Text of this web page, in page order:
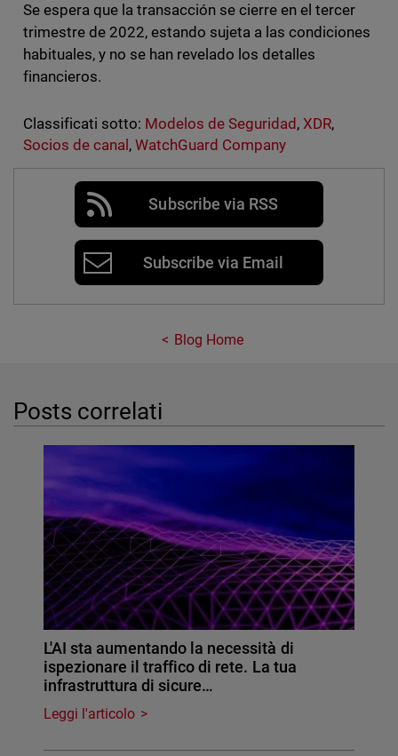
Se espera que la transacción se cierre en el tercer
trimestre de 2022, estando sujeta a las condiciones
habituales, y no se han revelado los detalles
financieros.
Classificati sotto: Modelos de Seguridad ,XDR,
Socios de canal , WatchGuard Company
Subscribe via RSS
Subscribe via Email
Blog Home
Posts correlati
L'AI sta aumentando la necessità di
ispezionare il traffico di rete. La tua
infrastruttura di sicure…
Leggi l'articolo